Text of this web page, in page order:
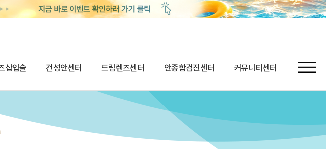
삽입술 건성안센터 드림렌즈센터 안종합검진센터 커뮤니티센터